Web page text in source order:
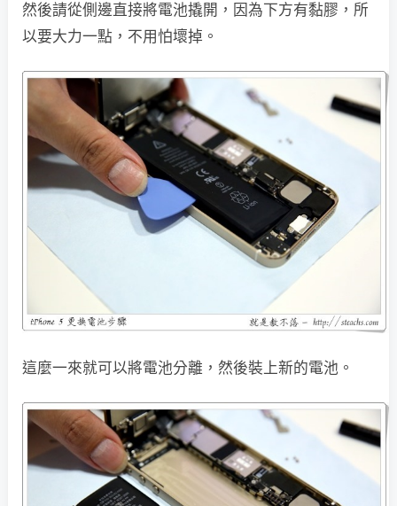
然後請從側邊直接將電池撬開，因為下方有黏膠，所
以要大力一點，不用怕壞掉。
這麼一來就可以將電池分離，然後裝上新的電池。